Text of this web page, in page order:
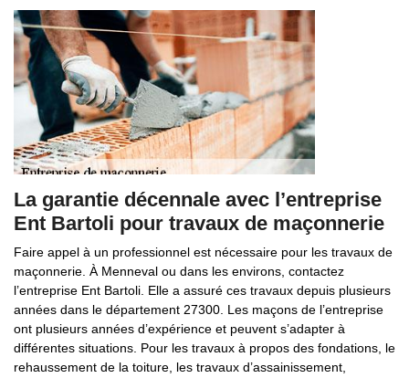
La garantie décennale avec l’entreprise
Ent Bartoli pour travaux de maçonnerie
Faire appel à un professionnel est nécessaire pour les travaux de
maçonnerie. À Menneval ou dans les environs, contactez
l’entreprise Ent Bartoli. Elle a assuré ces travaux depuis plusieurs
années dans le département 27300. Les maçons de l’entreprise
ont plusieurs années d’expérience et peuvent s’adapter à
différentes situations. Pour les travaux à propos des fondations, le
rehaussement de la toiture, les travaux d’assainissement,